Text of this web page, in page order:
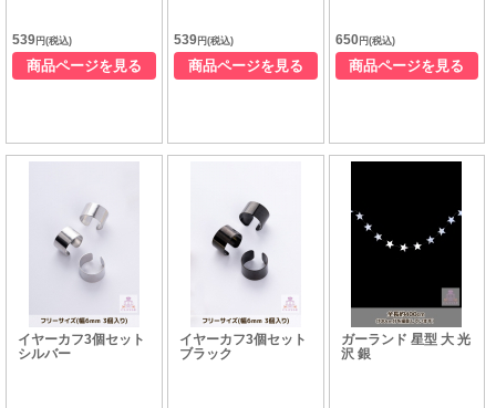
539 円(税込)
商品ページを見る
539円(税込)
商品ページを見る
650円(税込)
商品ページを見る
イヤーカフ3個セット
シルバー
イヤーカフ3個セット
ブラック
ガーランド 星型 大 光
沢 銀